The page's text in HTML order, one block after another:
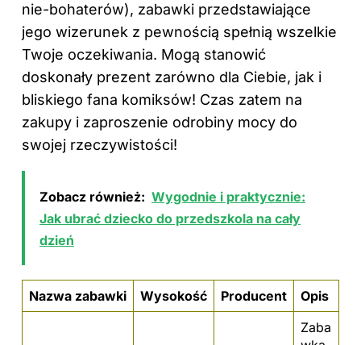
nie-bohaterów), zabawki przedstawiające
jego wizerunek z pewnością spełnią wszelkie
Twoje oczekiwania. Mogą stanowić
doskonały prezent zarówno dla Ciebie, jak i
bliskiego fana komiksów! Czas zatem na
zakupy i zaproszenie odrobiny mocy do
swojej rzeczywistości!
Zobacz również: Wygodnie i praktycznie:
Jak ubrać dziecko do przedszkola na cały
dzień
Nazwa zabawki Wysokość Producent Opis
Zaba